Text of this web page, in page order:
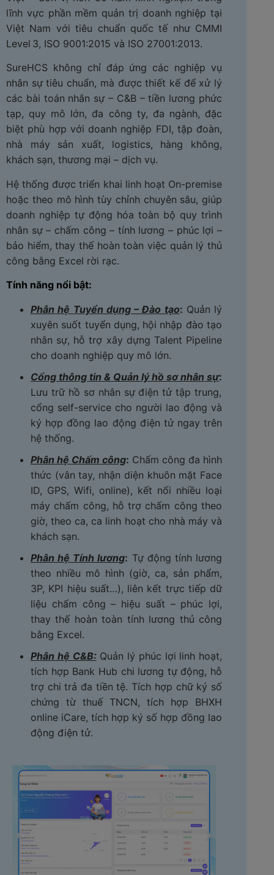
lĩnh vực phần mềm quản trị doanh nghiệp tại
Việt Nam với tiêu chuẩn quốc tế như CMMI
Level 3, ISO 9001:2015 và ISO 27001:2013.
SureHCS không chỉ đáp ứng các nghiệp vụ
nhân sự tiêu chuẩn, mà được thiết kế để xử lý
các bài toán nhân sự – C&B – tiền lương phức
tạp, quy mô lớn, đa công ty, đa ngành, đặc
biệt phù hợp với doanh nghiệp FDI, tập đoàn,
nhà máy sản xuất, logistics, hàng không,
khách sạn, thương mại – dịch vụ.
Hệ thống được triển khai linh hoạt On-premise
hoặc theo mô hình tùy chỉnh chuyên sâu, giúp
doanh nghiệp tự động hóa toàn bộ quy trình
nhân sự – chấm công – tính lương – phúc lợi –
bảo hiểm, thay thế hoàn toàn việc quản lý thủ
công bằng Excel rời rạc.
Tính năng nổi bật:
Phân hệ Tuyển dụng – Đào tạo: Quản lý
xuyên suốt tuyển dụng, hội nhập đào tạo
nhân sự, hỗ trợ xây dựng Talent Pipeline
cho doanh nghiệp quy mô lớn.
Cổng thông tin & Quản lý hồ sơ nhân sự:
Lưu trữ hồ sơ nhân sự điện tử tập trung,
cổng self-service cho người lao động và
ký hợp đồng lao động điện tử ngay trên
hệ thống.
Phân hệ Chấm công: Chấm công đa hình
thức (vân tay, nhận diện khuôn mặt Face
ID, GPS, Wifi, online), kết nối nhiều loại
máy chấm công, hỗ trợ chấm công theo
giờ, theo ca, ca linh hoạt cho nhà máy và
khách sạn.
Phân hệ Tính lương: Tự động tính lương
theo nhiều mô hình (giờ, ca, sản phẩm,
3P, KPI hiệu suất…), liên kết trực tiếp dữ
liệu chấm công – hiệu suất – phúc lợi,
thay thế hoàn toàn tính lương thủ công
bằng Excel.
Phân hệ C&B:Quản lý phúc lợi linh hoạt,
tích hợp Bank Hub chi lương tự động, hỗ
trợ chi trả đa tiền tệ. Tích hợp chữ ký số
chứng từ thuế TNCN, tích hợp BHXH
online iCare, tích hợp ký số hợp đồng lao
động điện tử.